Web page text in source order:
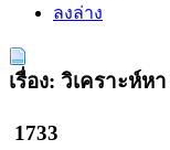
ลงล่าง
เรื่อง: วิเคราะห์
1733